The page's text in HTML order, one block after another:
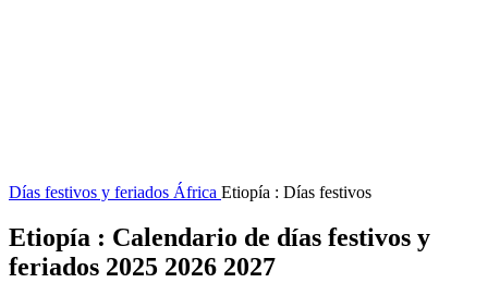
Días festivos y feriados África Etiopía : Días festivos
Etiopía : Calendario de días festivos y
feriados 2025 2026 2027